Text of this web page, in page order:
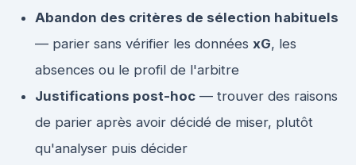
Abandon des critères de sélection habituels
— parier sans vérifier les données xG, les
absences ou le profil de l'arbitre
Justifications post-hoc — trouver des raisons
de parier après avoir décidé de miser, plutôt
qu'analyser puis décider